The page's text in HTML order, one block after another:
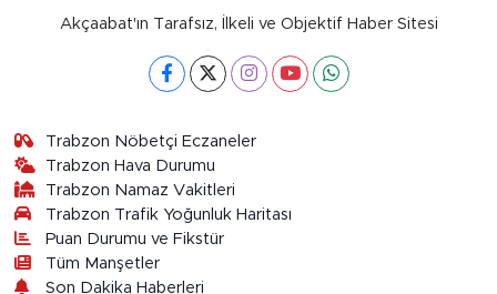
Akçaabat'ın Tarafsız, İlkeli ve Objektif Haber Sitesi
Trabzon Nöbetçi Eczaneler
Trabzon Hava Durumu
Trabzon Namaz Vakitleri
Trabzon Trafik Yoğunluk Haritası
Puan Durumu ve Fikstür
Tüm Manşetler
Son Dakika Haberleri